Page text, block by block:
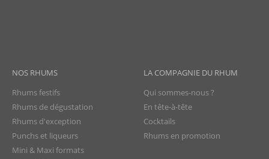
NOS RHUMS
Rhums festifs
Rhums de dégustation
Rhums d'exception
Punchs et liqueurs
Mini & Maxi formats
LA COMPAGNIE DU RHUM
Qui sommes-nous ?
En tête-à-tête
Cocktails
Rhums en promotion